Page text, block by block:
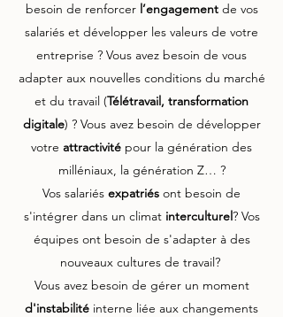
besoin de renforcer l’engagement de vos
salariés et développer les valeurs de votre
entreprise ? Vous avez besoin de vous
adapter aux nouvelles conditions du marché
et du travail (Télétravail, transformation
digitale) ? Vous avez besoin de développer
votre attractivité pour la génération des
milléniaux, la génération Z… ?
Vos salariés expatriés ont besoin de
s'intégrer dans un climat interculturel? Vos
équipes ont besoin de s'adapter à des
nouveaux cultures de travail?
Vous avez besoin de gérer un moment
d'instabilité interne liée aux changements